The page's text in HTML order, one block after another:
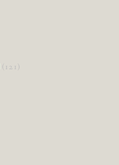
(121)